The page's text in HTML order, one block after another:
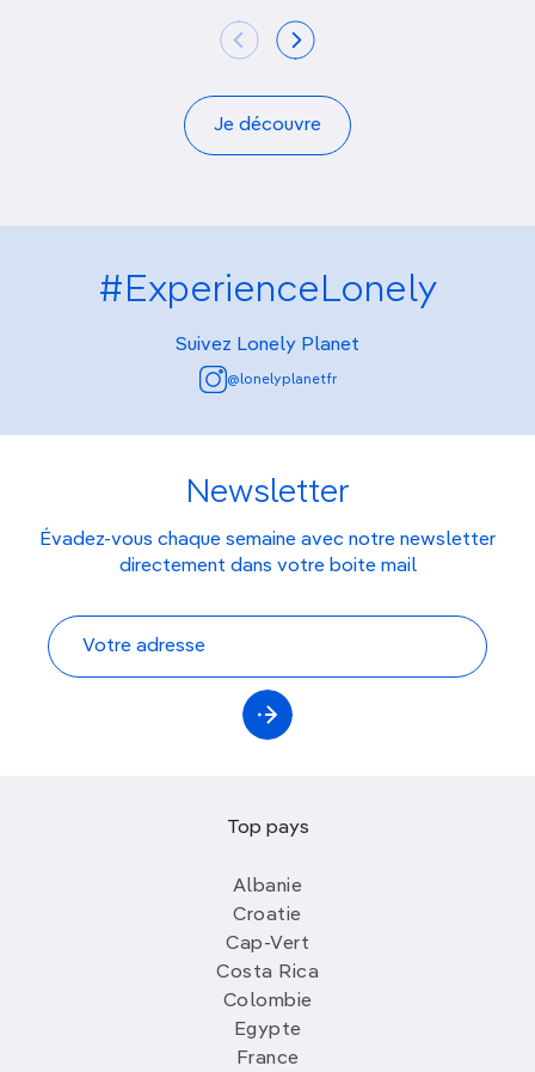
Je découvre
#ExperienceLonely
Suivez Lonely Planet
@lonelyplanetfr
Newsletter
Évadez-vous chaque semaine avec notre newsletter
directement dans votre boite mail
Top pays
Albanie
Croatie
Cap-Vert
Costa Rica
Colombie
Egypte
France